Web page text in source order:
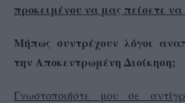
προκειμένου να μας πείσετε
Μήπως συντρέχουν λόγοι
την Αποκεντρωμένη Διοίκηση;
Γνωστοποιήστε μου σε